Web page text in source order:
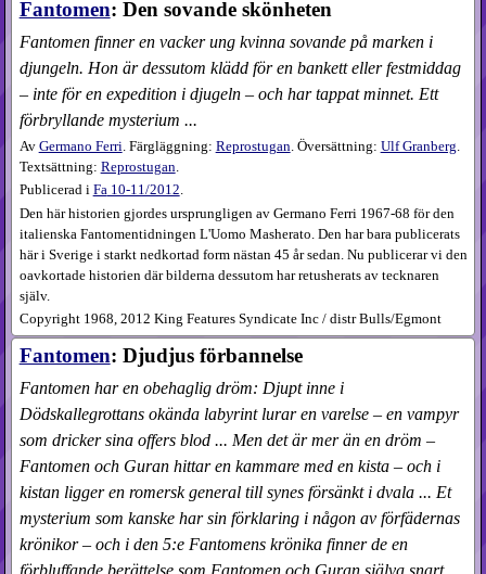
Fantomen: Den sovande skönheten
Fantomen finner en vacker ung kvinna sovande på marken i
djungeln. Hon är dessutom klädd för en bankett eller festmiddag
– inte för en expedition i djugeln – och har tappat minnet. Ett
förbryllande mysterium ...
Av Germano Ferri. Färgläggning: Reprostugan. Översättning: Ulf Granberg.
Textsättning: Reprostugan.
Publicerad i Fa10-11​/2012.
Den här historien gjordes ursprungligen av Germano Ferri 1967-68 för den
italienska Fantomentidningen L'Uomo Masherato. Den har bara publicerats
här i Sverige i starkt nedkortad form nästan 45 år sedan. Nu publicerar vi den
oavkortade historien där bilderna dessutom har retusherats av tecknaren
själv.
Copyright 1968, 2012 King Features Syndicate Inc / distr Bulls/Egmont
Fantomen: Djudjus förbannelse
Fantomen har en obehaglig dröm: Djupt inne i
Dödskallegrottans okända labyrint lurar en varelse – en vampyr
som dricker sina offers blod ... Men det är mer än en dröm –
Fantomen och Guran hittar en kammare med en kista – och i
kistan ligger en romersk general till synes försänkt i dvala ... Et
mysterium som kanske har sin förklaring i någon av förfädernas
krönikor – och i den 5:e Fantomens krönika finner de en
förbluffande berättelse som Fantomen och Guran själva snart